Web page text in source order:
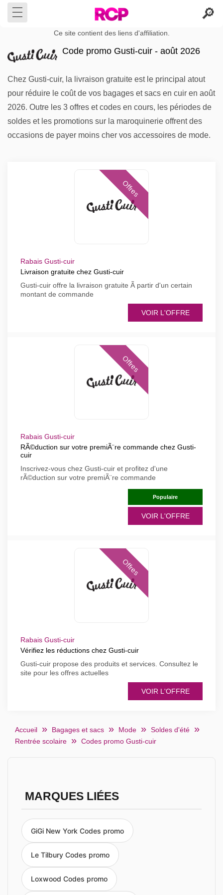
Ce site contient des liens d'affiliation.
Code promo Gusti-cuir - août 2026
Chez Gusti-cuir, la livraison gratuite est le principal atout
pour réduire le coût de vos bagages et sacs en cuir en août
2026. Outre les 3 offres et codes en cours, les périodes de
soldes et les promotions sur la maroquinerie offrent des
occasions de payer moins cher vos accessoires de mode.
Offres
Rabais Gusti-cuir
Livraison gratuite chez Gusti-cuir
Gusti-cuir offre la livraison gratuite Ã partir d'un certain
montant de commande
VOIR L'OFFRE
Offres
Rabais Gusti-cuir
RÃ©duction sur votre premiÃ¨re commande chez Gusti-
cuir
Inscrivez-vous chez Gusti-cuir et profitez d'une
rÃ©duction sur votre premiÃ¨re commande
Populaire
VOIR L'OFFRE
Offres
Rabais Gusti-cuir
Vérifiez les réductions chez Gusti-cuir
Gusti-cuir propose des produits et services. Consultez le
site pour les offres actuelles
VOIR L'OFFRE
Accueil Bagages et sacs Mode
Soldes d'été
Rentrée scolaire
Codes promo Gusti-cuir
MARQUES LIÉES
GiGi New York Codes promo
Le Tilbury Codes promo
Loxwood Codes promo